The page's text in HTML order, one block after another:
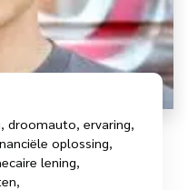
droomauto ervaring
oplossing
lening